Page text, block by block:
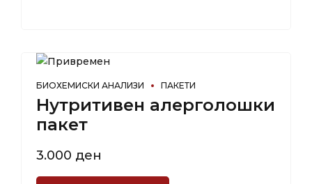
БИОХЕМИСКИ АНАЛИЗИ ПАКЕТИ
Нутритивен алерголошки
пакет
3.000 ден